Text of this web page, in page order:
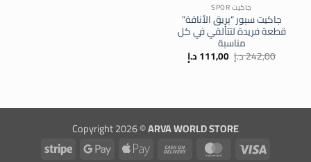
جاكيت SPOR
جاكيت سبور “بريق الأناقة”
قطعة فريدة لتتألقي في كل
مناسبة
242,00د.إ السعر
الأصلي
111,00د.إالحالي
Copyright 2026 ©ARVA WORLD STORE
MasterCard
Cash
Apple
Google
Stripe